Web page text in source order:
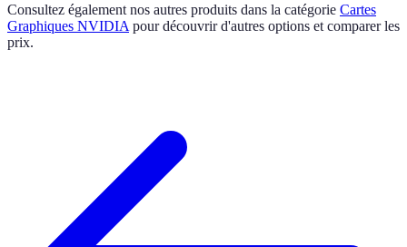
Consultez également nos autres produits dans la catégorie Cartes
Graphiques NVIDIA pour découvrir d'autres options et comparer les
prix.